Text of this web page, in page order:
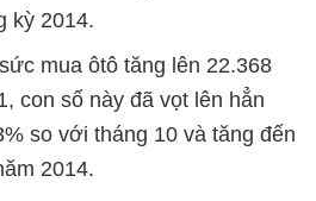
kỳ 2014.
mua ôtô tăng lên 22.368
con số này đã vọt lên hẳn
so với tháng 10 và tăng đến
2014.